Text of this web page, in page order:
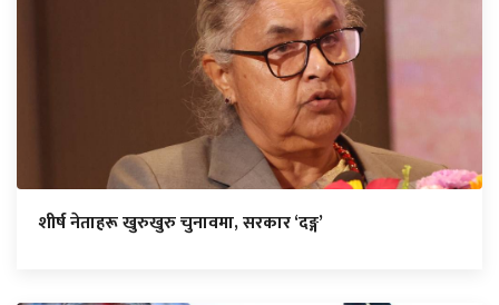
शीर्ष नेताहरू खुरुखुरु चुनावमा, सरकार ‘दङ्ग’